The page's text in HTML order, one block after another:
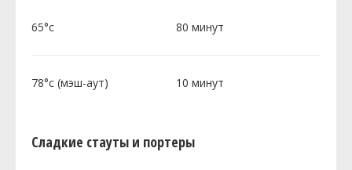
65°c 80 минут
78°c (мэш-аут) 10 минут
Сладкие стауты и портеры